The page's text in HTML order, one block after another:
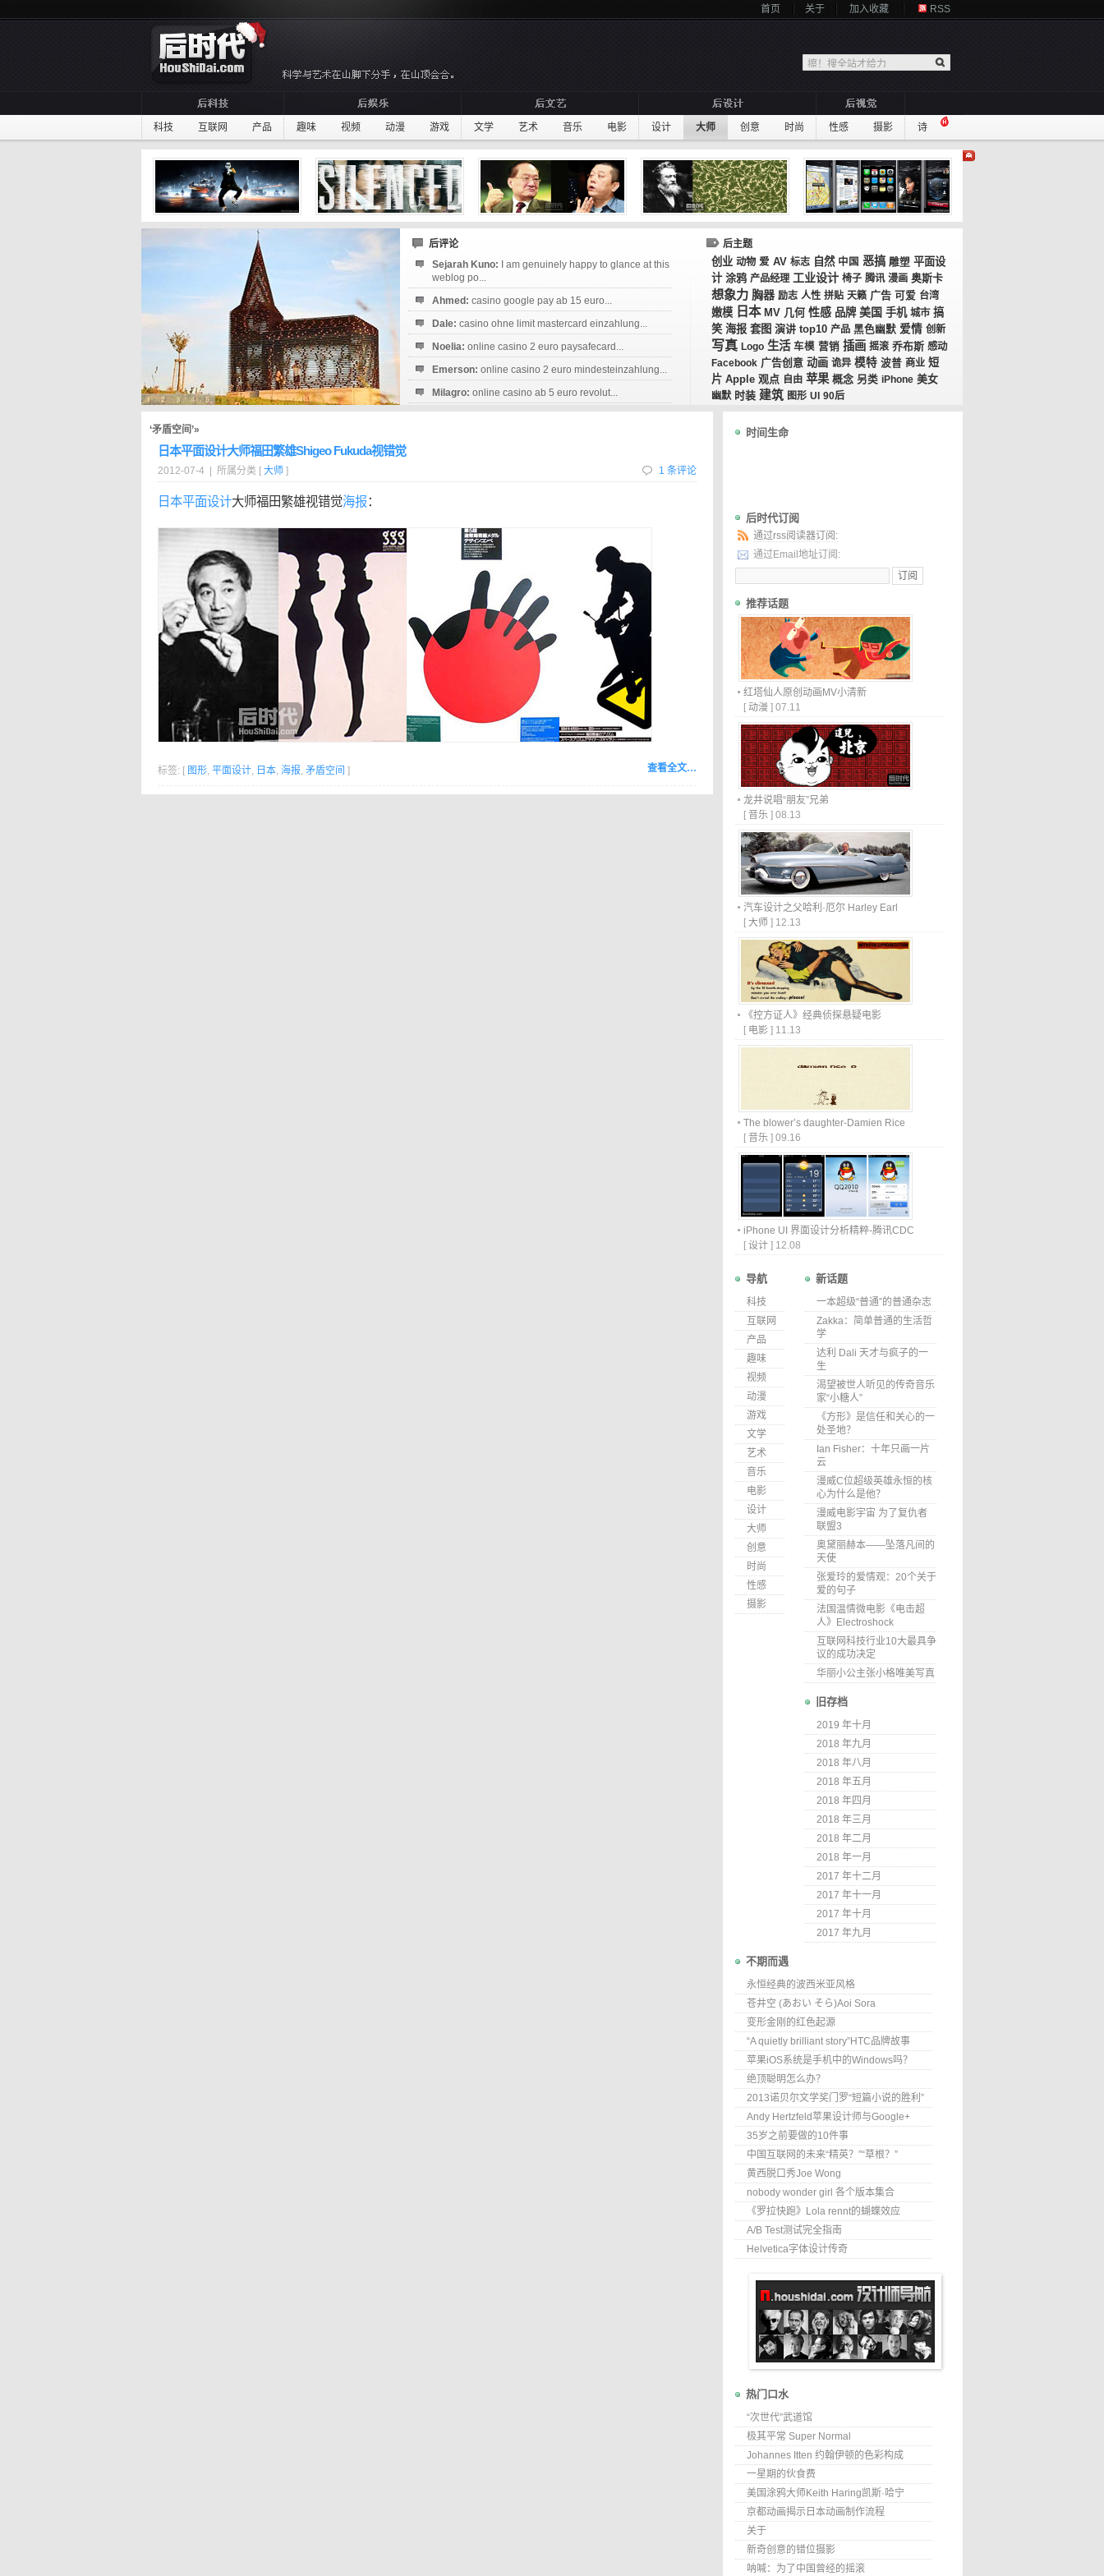
首页 关于 加入收藏 RSS
科技 互联网 产品 趣味 视频 动漫 游戏 文学 艺术 音乐 电影 设计 大师 创意 时尚 性感 摄影 诗
后评论
Sejarah Kuno:
I am genuinely happy to glance at this
weblog po...
Ahmed: casino google pay ab 15 euro...
Dale: casino ohne limit mastercard einzahlung...
Noelia: online casino 2 euro paysafecard...
Emerson: online casino 2 euro mindesteinzahlung...
Milagro: online casino ab 5 euro revolut...
后主题
创业 动物 爱 AV 标志 自然 中国 恶搞 雕塑 平面设
计 涂鸦 产品经理 工业设计 椅子 腾讯 漫画 奥斯卡
想象力 胸器 励志 人性 拼贴 天籁 广告 可爱 台湾
嫩模 日本 MV 几何 性感 品牌 美国 手机 城市 搞
笑 海报 套图 演讲 top10 产品 黑色幽默 爱情 创新
写真 Logo 生活 车模 营销 插画 摇滚 乔布斯 感动
Facebook 广告创意 动画 诡异 模特 波普 商业 短
片 Apple 观点 自由 苹果 概念 另类 iPhone 美女
幽默 时装 建筑 图形 UI 90后
‘矛盾空间’»
日本平面设计大师福田繁雄Shigeo Fukuda视错觉
2012-07-4 | 所属分类 [ 大师 ] 1 条评论
日本平面设计大师福田繁雄视错觉海报：
查看全文…
标签: [ 图形, 平面设计, 日本, 海报, 矛盾空间 ]
时间生命
后时代订阅
通过rss阅读器订阅:
通过Email地址订阅:
推荐话题
红塔仙人原创动画MV小清新
[ 动漫 ] 07.11
龙井说唱“朋友”兄弟
[ 音乐 ] 08.13
汽车设计之父哈利·厄尔 Harley Earl
[ 大师 ] 12.13
《控方证人》经典侦探悬疑电影
[ 电影 ] 11.13
The blower’s daughter-Damien Rice
[ 音乐 ] 09.16
iPhone UI 界面设计分析精粹-腾讯CDC
[ 设计 ] 12.08
导航
科技
互联网
产品
趣味
视频
动漫
游戏
文学
艺术
音乐
电影
设计
大师
创意
时尚
性感
摄影
新话题
一本超级“普通”的普通杂志
Zakka：简单普通的生活哲
学
达利 Dali 天才与疯子的一
生
渴望被世人听见的传奇音乐
家“小糖人”
《方形》是信任和关心的一
处圣地？
Ian Fisher：十年只画一片
云
漫威C位超级英雄永恒的核
心为什么是他？
漫威电影宇宙 为了复仇者
联盟3
奥黛丽赫本——坠落凡间的
天使
张爱玲的爱情观：20个关于
爱的句子
法国温情微电影《电击超
人》Electroshock
互联网科技行业10大最具争
议的成功决定
华丽小公主张小格唯美写真
旧存档
2019 年十月
2018 年九月
2018 年八月
2018 年五月
2018 年四月
2018 年三月
2018 年二月
2018 年一月
2017 年十二月
2017 年十一月
2017 年十月
2017 年九月
不期而遇
永恒经典的波西米亚风格
苍井空 (あおい そら)Aoi Sora
变形金刚的红色起源
“A quietly brilliant story”HTC品牌故事
苹果iOS系统是手机中的Windows吗？
绝顶聪明怎么办？
2013诺贝尔文学奖门罗“短篇小说的胜利”
Andy Hertzfeld苹果设计师与Google+
35岁之前要做的10件事
中国互联网的未来“精英？”“草根？”
黄西脱口秀Joe Wong
nobody wonder girl 各个版本集合
《罗拉快跑》Lola rennt的蝴蝶效应
A/B Test测试完全指南
Helvetica字体设计传奇
热门口水
“次世代”武道馆
极其平常 Super Normal
Johannes Itten 约翰伊顿的色彩构成
一星期的伙食费
美国涂鸦大师Keith Haring凯斯·哈宁
京都动画揭示日本动画制作流程
关于
新奇创意的错位摄影
呐喊：为了中国曾经的摇滚